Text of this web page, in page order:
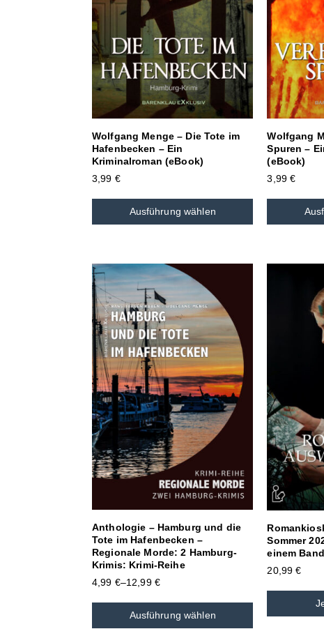
Wolfgang Menge – Die Tote im
Hafenbecken – Ein
Kriminalroman (eBook)
3,99 €
Ausführung wählen
Wolfgang
Spuren –
(eBook)
3,99€
Anthologie – Hamburg und die
Tote im Hafenbecken –
Regionale Morde: 2 Hamburg-
Krimis: Krimi-Reihe
4,99 €–12,99 €
Ausführung wählen
Sommer
einem Band
20,99€